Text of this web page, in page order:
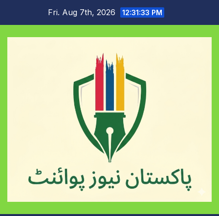
content
Fri. Aug 7th, 2026 12:31:34 PM